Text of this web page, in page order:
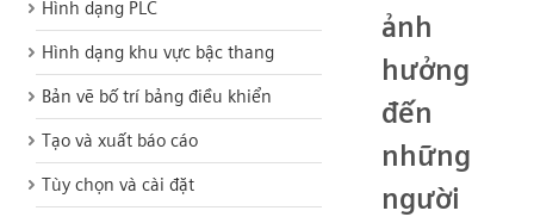
Hình dạng PLC
Hình dạng khu vực bậc thang
Bản vẽ bố trí bảng điều khiển
Tạo và xuất báo cáo
Tùy chọn và cài đặt
ảnh
hưởng
đến
những
người